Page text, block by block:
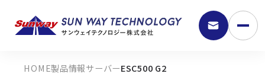
製品情報サーバーESC500 G2